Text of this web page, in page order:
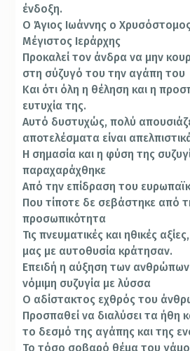
ένδοξη.
Ο Άγιος Ιωάννης ο
Μέγιστος Ιεράρχης
Προκαλεί τον άνδρα να μην
στη σύζυγό του την αγάπη του
Και ότι όλη η θέληση και η
ευτυχία της.
Αυτό δυστυχώς, πολύ
αποτελέσματα είναι
Η σημασία και η φύση της
παραχαράχθηκε
Από την επίδραση του
Που τίποτε δε σεβάστηκε από
προσωπικότητα
Τις πνευματικές και ηθικές
μας με αυτοθυσία κράτησαν.
Επειδή η αύξηση των ανθρώπων
νόμιμη συζυγία με λύσσα
Ο αδίστακτος εχθρός του
Προσπαθεί να διαλύσει τα ήθη
το δεσμό της αγάπης και της
Το τόσο σοβαρό θέμα του